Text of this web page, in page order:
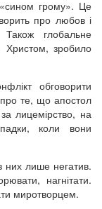
грому». Це
про любов і
глобальне
Христом, зробило
обговорити
про те, що апостол
лицемірство, на
коли вони
них лише негатив.
нагнітати.
миротворцем.